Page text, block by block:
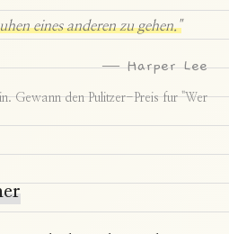
eines anderen zu gehen."
— Harper Lee
Gewann den Pulitzer-Preis fur "Wer